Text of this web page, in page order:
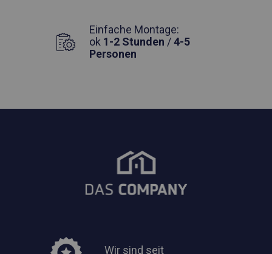
Einfache Montage:
ok 1-2 Stunden /4-5
Personen
Wir sind seit